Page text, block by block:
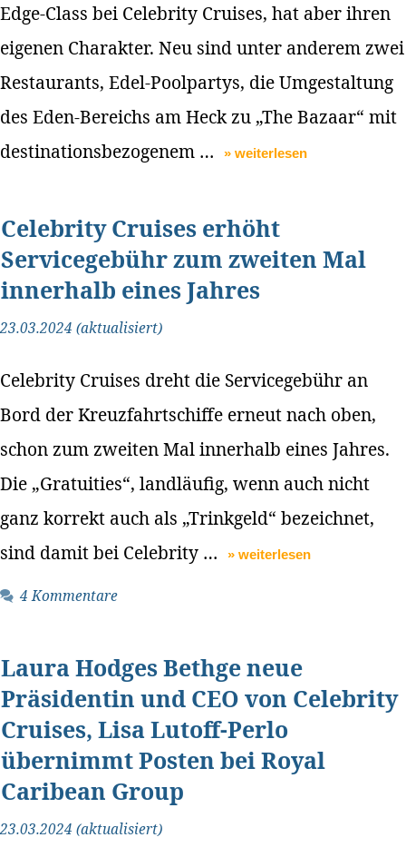
Edge-Class bei Celebrity Cruises, hat aber ihren
eigenen Charakter. Neu sind unter anderem zwei
Restaurants, Edel-Poolpartys, die Umgestaltung
des Eden-Bereichs am Heck zu „The Bazaar“ mit
destinationsbezogenem …
» weiterlesen
Celebrity Cruises erhöht
Servicegebühr zum zweiten Mal
innerhalb eines Jahres
23.03.2024 (aktualisiert)
Celebrity Cruises dreht die Servicegebühr an
Bord der Kreuzfahrtschiffe erneut nach oben,
schon zum zweiten Mal innerhalb eines Jahres.
Die „Gratuities“, landläufig, wenn auch nicht
ganz korrekt auch als „Trinkgeld“ bezeichnet,
sind damit bei Celebrity …
» weiterlesen
4 Kommentare
Laura Hodges Bethge neue
Präsidentin und CEO von Celebrity
Cruises, Lisa Lutoff-Perlo
übernimmt Posten bei Royal
Caribean Group
23.03.2024 (aktualisiert)